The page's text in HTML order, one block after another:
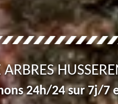
ARBRES
24h/24 sur 7j/7